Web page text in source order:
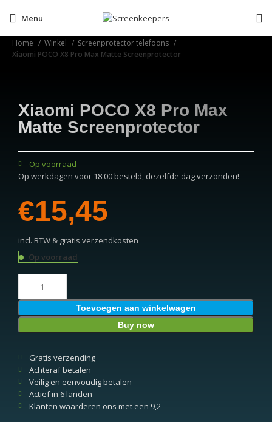
Menu
Home Winkel
Screenprotector telefoons
Xiaomi POCO X8 Pro Max Matte Screenprotector
Xiaomi POCO X8 Pro Max
Matte Screenprotector
Op voorraad
Op werkdagen voor 18:00 besteld, dezelfde dag verzonden!
€
incl. BTW & gratis verzendkosten
Op voorraad
Toevoegen aan winkelwagen
Buy now
Gratis verzending
Achteraf betalen
Veilig en eenvoudig betalen
Actief in 6 landen
Klanten waarderen ons met een 9,2